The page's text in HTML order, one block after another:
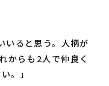
いると思う。人柄が
からも2人で仲良く
。」